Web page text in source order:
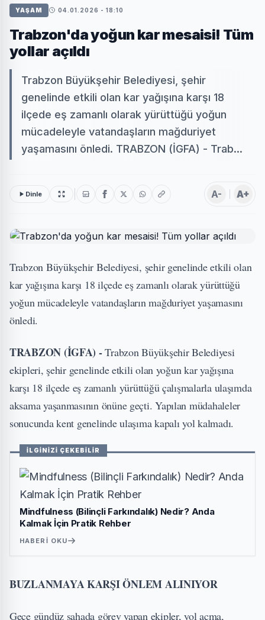
YAŞAM 04.01.2026 - 18:10
Trabzon'da yoğun kar mesaisi! Tüm
yollar açıldı
Trabzon Büyükşehir Belediyesi, şehir
genelinde etkili olan kar yağışına karşı 18
ilçede eş zamanlı olarak yürüttüğü yoğun
mücadeleyle vatandaşların mağduriyet
yaşamasını önledi. TRABZON (İGFA) - Trab...
Dinle A- A+
Trabzon Büyükşehir Belediyesi, şehir genelinde etkili olan
kar yağışına karşı 18 ilçede eş zamanlı olarak yürüttüğü
yoğun mücadeleyle vatandaşların mağduriyet yaşamasını
önledi.
TRABZON (İGFA) -Trabzon Büyükşehir Belediyesi
ekipleri, şehir genelinde etkili olan yoğun kar yağışına
karşı 18 ilçede eş zamanlı yürüttüğü çalışmalarla ulaşımda
aksama yaşanmasının önüne geçti. Yapılan müdahaleler
sonucunda kent genelinde ulaşıma kapalı yol kalmadı.
İLGİNİZİ ÇEKEBİLİR
Mindfulness (Bilinçli Farkındalık) Nedir? Anda
Kalmak İçin Pratik Rehber
HABERI OKU
BUZLANMAYA KARŞI ÖNLEM ALINIYOR
Gece gündüz sahada görev yapan ekipler, yol açma,